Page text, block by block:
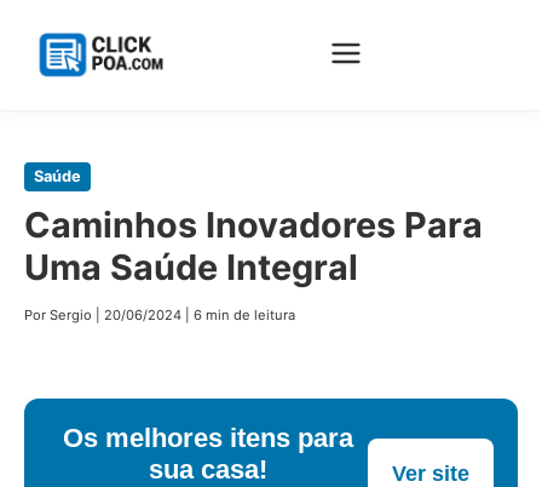
Pular
conteúdo
Saúde
Caminhos Inovadores Para
Uma Saúde Integral
Por Sergio 20/06/2024 6 min de leitura
Os melhores itens para
sua casa!
Ver site